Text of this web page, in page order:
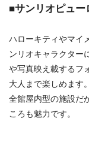
■サンリオピュ
ハローキティやマイ
ンリオキャラクター
や写真映え載するフ
大人まで楽しめます。
全館屋内型の施設だ
ころも魅力です。